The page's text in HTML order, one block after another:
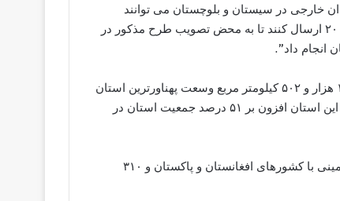
خارجی در سیستان و بلوچستان می توانند
شماره ملی خود را برای نام نویسی در سرشماری به شماره ۲۰۰۰۱۹۵ ارسال کنند تا به محض تصویب طرح مذکور در
انجام داد”.
سیستان و بلوچستان با ۲ میلیون و ۷۷۵ هزار و ۱۴ نفر جمعیت و ۱۸۷ هزار و ۵۰۲ کیلومتر مربع وسعت پهناورترین استان
کشور شناخته می شود که بنا به گفته علی اوسط هاشمی استاندار این استان افزون بر ۵۱ درصد جمعیت استان در
این استان دارای ۱۹ شهرستان است و افزون بر ۱۱۰ کیلومتر مرز زمینی با کشورهای افغانستان و پاکستان و ۳۱۰